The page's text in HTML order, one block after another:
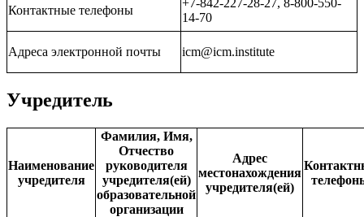
Контактные телефоны
14-70
Адреса электронной почты icm@icm.institute
Учредитель
Наименование
учредителя
Фамилия, Имя,
Отчество
руководителя
учредителя(ей)
образовательной
организации
Адрес
местонахождения
учредителя(ей)